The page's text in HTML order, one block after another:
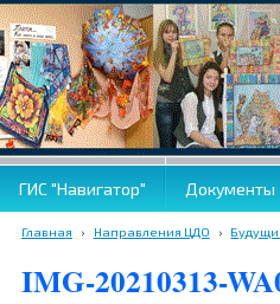
ГИС "Навигатор" Документы
Главная › Направления ЦДО ›
IMG-20210313-